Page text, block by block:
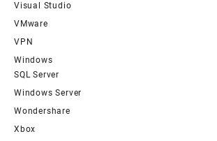
Visual Studio
VMware
VPN
Windows
SQL Server
Windows Server
Wondershare
Xbox